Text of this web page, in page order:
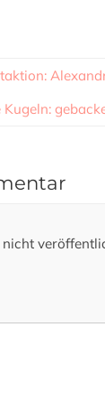
Kugeln: